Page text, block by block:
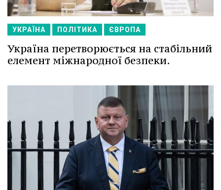
УКРАЇНА ПОЛІТИКА ЄВРОПА
Україна перетворюється на стабільний
елемент міжнародної безпеки.